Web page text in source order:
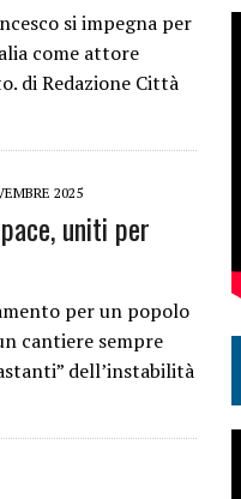
si impegna per
come attore
di Redazione Città
2025
uniti per
per un popolo
cantiere sempre
dell’instabilità